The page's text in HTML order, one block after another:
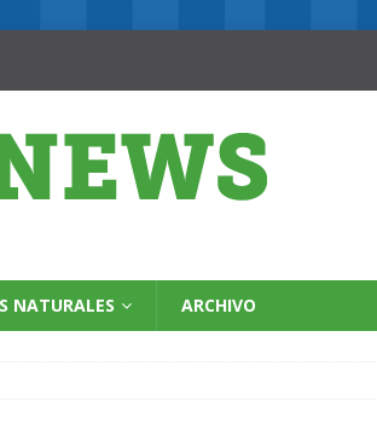
NATURALES ARCHIVO